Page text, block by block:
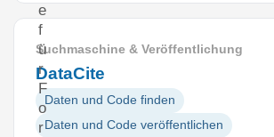
e
f
ü
r
F
o
r
Suchmaschine & Veröffentlichung
DataCite
Daten und Code finden
Daten und Code veröffentlichen